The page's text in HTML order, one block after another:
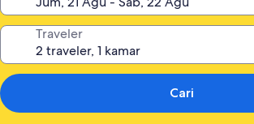
Traveler
Cari